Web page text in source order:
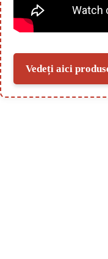
Vedeți aici